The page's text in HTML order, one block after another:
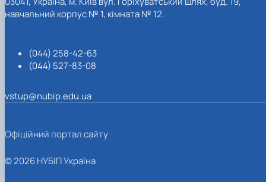
навчальний корпус № 1, кімната № 12.
(044) 258-42-63
(044) 527-83-08
vstup@nubip.edu.ua
Офіційний портал сайту
© 2026 НУБІП Україна